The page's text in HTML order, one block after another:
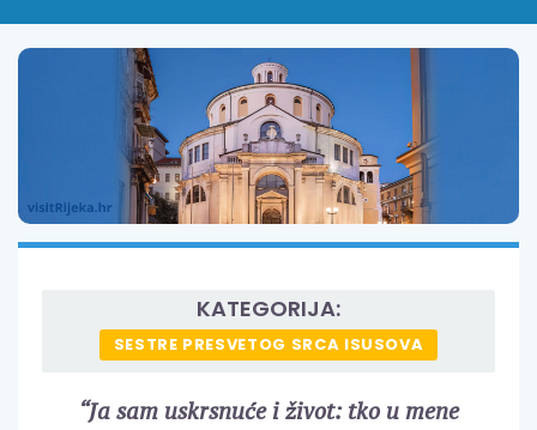
KATEGORIJA:
SESTRE PRESVETOG SRCA ISUSOVA
“Ja sam uskrsnuće i život: tko u mene